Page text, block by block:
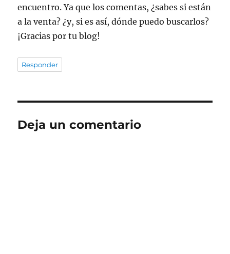
encuentro. Ya que los comentas, ¿sabes si están
a la venta? ¿y, si es así, dónde puedo buscarlos?
¡Gracias por tu blog!
Responder
Deja un comentario